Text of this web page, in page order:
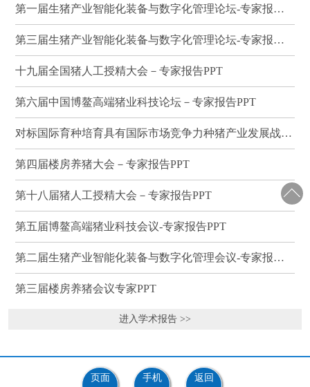
第一届生猪产业智能化装备与数字化管理论坛-专家报告PPT
第三届生猪产业智能化装备与数字化管理论坛-专家报告PPT
十九届全国猪人工授精大会－专家报告PPT
第六届中国博鳌高端猪业科技论坛－专家报告PPT
对标国际育种培育具有国际市场竞争力种猪产业发展战略研讨会－专家报告PPT
第四届楼房养猪大会－专家报告PPT
第十八届猪人工授精大会－专家报告PPT
第五届博鳌高端猪业科技会议-专家报告PPT
第二届生猪产业智能化装备与数字化管理会议-专家报告PPT
第三届楼房养猪会议专家PPT
进入学术报告 >>
页面 手机 返回